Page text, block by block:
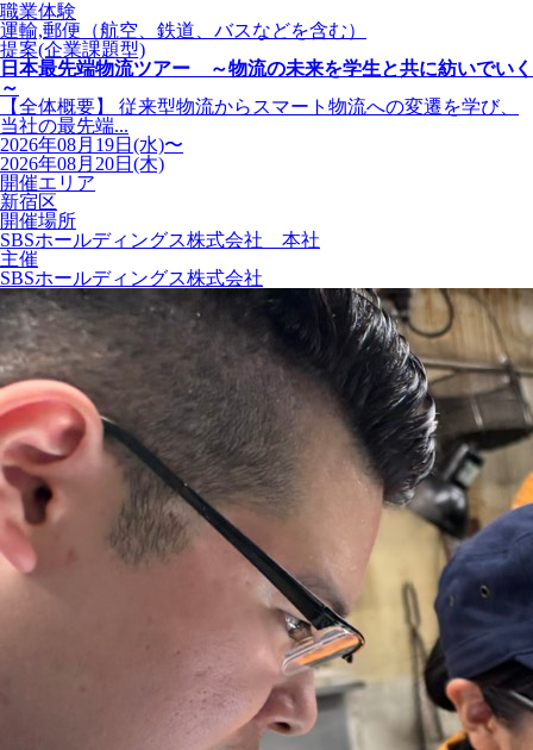
職業体験
運輸,郵便（航空、鉄道、バスなどを含む）
提案(企業課題型)
日本最先端物流ツアー ～物流の未来を学生と共に紡いでいく
～
【全体概要】 従来型物流からスマート物流への変遷を学び、
当社の最先端...
2026年08月19日(水)〜
2026年08月20日(木)
開催エリア
新宿区
開催場所
SBSホールディングス株式会社 本社
主催
SBSホールディングス株式会社